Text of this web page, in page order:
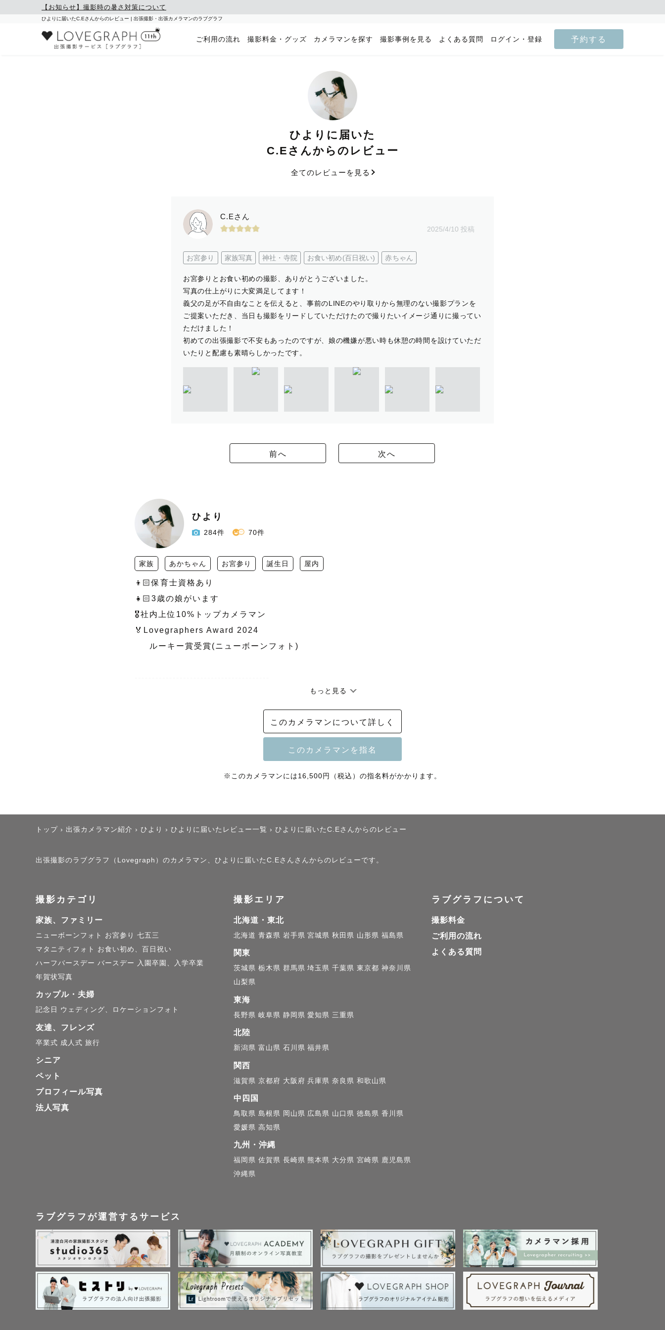
【お知らせ】撮影時の暑さ対策について
ひよりに届いたC.Eさんからのレビュー | 出張撮影・出張カメラマンのラブグラフ
ご利用の流れ 撮影料金・グッズ カメラマンを探す 撮影事例を見る よくある質問 ログイン・登録 予約する
ひよりに届いた
C.Eさんからのレビュー
全てのレビューを見る
C.Eさん
2025/4/10 投稿
お宮参り 家族写真 神社・寺院 お食い初め(百日祝い) 赤ちゃん
お宮参りとお食い初めの撮影、ありがとうございました。
写真の仕上がりに大変満足してます！
義父の足が不自由なことを伝えると、事前のLINEのやり取りから無理のない撮影プランを
ご提案いただき、当日も撮影をリードしていただけたので撮りたいイメージ通りに撮ってい
ただけました！
初めての出張撮影で不安もあったのですが、娘の機嫌が悪い時も休憩の時間を設けていただ
いたりと配慮も素晴らしかったです。
前へ 次へ
ひより
284件 70件
家族 あかちゃん お宮参り 誕生日 屋内
👦🏻保育士資格あり
👧🏻3歳の娘がいます
🎖️社内上位10%トップカメラマン
🏅Lovegraphers Award 2024
▪️8月の撮影：リピーターの方のみご予約をお受けしています
→リピーターの方で撮影をご希望の方は、お気軽にお問い合わせください！
→2回目以降の撮影は指名料不要です🍉
---------------------------------------
大切に思っていたことが伝わるといいな
今だけの娘の姿や、私に向けてくれる表情を忘れたくないなと思い
写真を撮り始めました。
そして、
私自身が学生時代に撮ってもらった写真も、
結婚したときの写真も、妊娠中の写真も、
娘が大きくなっていく毎日を残した写真も、
みなさまにとって時間が経つほど
撮影前のやりとりも丁寧にさせていただきますので
どんな撮影にしたいか、どんな写真を残したいか、
一緒に相談しながら考えていきましょう🍃
〈 ニューボーンフォトについて 〉
新生児期のお写真は、ぜひ残してほしいです！！！
もっと見る
このカメラマンについて詳しく
※このカメラマンには16,500円（税込）の指名料がかかります。
トップ › 出張カメラマン紹介 › ひより › ひよりに届いたレビュー一覧 › ひよりに届いたC.Eさんからのレビュー
出張撮影のラブグラフ（Lovegraph）のカメラマン、ひよりに届いたC.Eさんさんからのレビューです。
撮影カテゴリ
家族、ファミリー
ニューボーンフォト お宮参り 七五三
マタニティフォト
お食い初め、百日祝い
ハーフバースデー バースデー
入園卒園、入学卒業
年賀状写真
カップル・夫婦
記念日 ウェディング、ロケーションフォト
友達、フレンズ
卒業式 成人式 旅行
シニア
ペット
プロフィール写真
法人写真
撮影エリア
北海道・東北
北海道 青森県 岩手県 宮城県 秋田県 山形県 福島県
関東
茨城県 栃木県 群馬県 埼玉県 千葉県 東京都 神奈川県
山梨県
東海
長野県 岐阜県 静岡県 愛知県 三重県
北陸
新潟県 富山県 石川県 福井県
関西
滋賀県 京都府 大阪府 兵庫県 奈良県 和歌山県
中四国
鳥取県 島根県 岡山県 広島県 山口県 徳島県 香川県
愛媛県 高知県
九州・沖縄
福岡県 佐賀県 長崎県 熊本県 大分県 宮崎県 鹿児島県
沖縄県
ラブグラフについて
撮影料金
ご利用の流れ
よくある質問
ラブグラフが運営するサービス